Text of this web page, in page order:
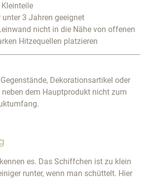
es. Das Schiffchen ist zu klein
runter, wenn man schüttelt. Hier
3 Jahren geeignet
nicht in die Nähe von offenen
Hitzequellen platzieren
Dekorationsartikel oder
neben dem Hauptprodukt nicht zum